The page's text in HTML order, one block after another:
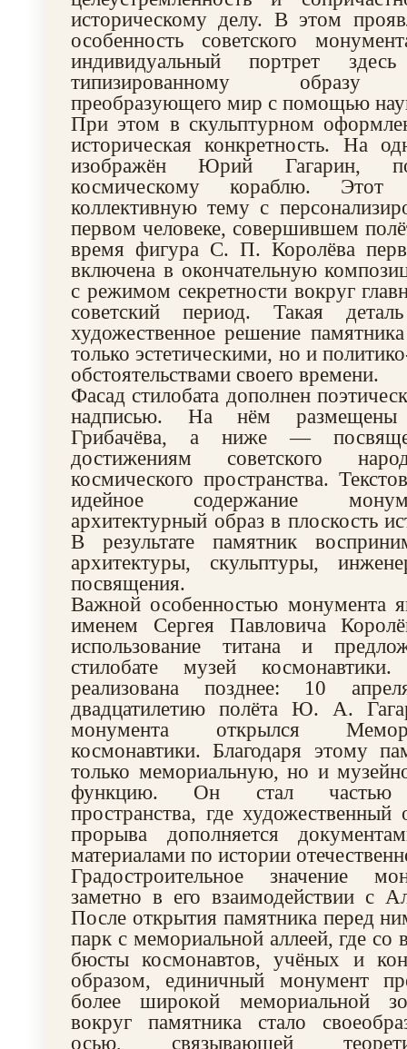
историческому делу. В этом
особенность советского
индивидуальный портрет
типизированному образу
преобразующего мир с помощью
При этом в скульптурном
историческая конкретность. На
изображён Юрий Гагарин,
космическому кораблю. Этот
коллективную тему с
первом человеке, совершившем
время фигура С. П. Королёва
включена в окончательную
с режимом секретности вокруг
советский период. Такая
художественное решение
только эстетическими, но и
обстоятельствами своего времени.
Фасад стилобата дополнен
надписью. На нём размещены
Грибачёва, а ниже —
достижениям советского
космического пространства.
идейное содержание
архитектурный образ в плоскость
В результате памятник
архитектуры, скульптуры,
посвящения.
Важной особенностью монумента
именем Сергея Павловича
использование титана и
стилобате музей
реализована позднее: 10
двадцатилетию полёта Ю. А.
монумента открылся
космонавтики. Благодаря этому
только мемориальную, но и
функцию. Он стал частью
пространства, где художественный
прорыва дополняется
материалами по истории
Градостроительное значение
заметно в его взаимодействии с
После открытия памятника перед
парк с мемориальной аллеей, где со
бюсты космонавтов, учёных и
образом, единичный монумент
более широкой мемориальной
вокруг памятника стало
осью, связывающей